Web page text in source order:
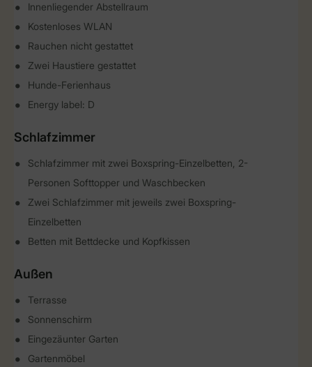
Innenliegender Abstellraum
Kostenloses WLAN
Rauchen nicht gestattet
Zwei Haustiere gestattet
Hunde-Ferienhaus
Energy label: D
Schlafzimmer
Schlafzimmer mit zwei Boxspring-Einzelbetten, 2-
Personen Softtopper und Waschbecken
Zwei Schlafzimmer mit jeweils zwei Boxspring-
Einzelbetten
Betten mit Bettdecke und Kopfkissen
Außen
Terrasse
Sonnenschirm
Eingezäunter Garten
Gartenmöbel